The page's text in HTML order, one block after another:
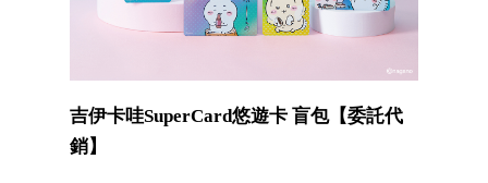
吉伊卡哇SuperCard悠遊卡 盲包【委託代
銷】